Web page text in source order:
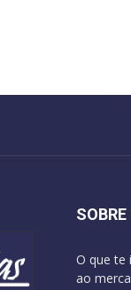
O que te
ao